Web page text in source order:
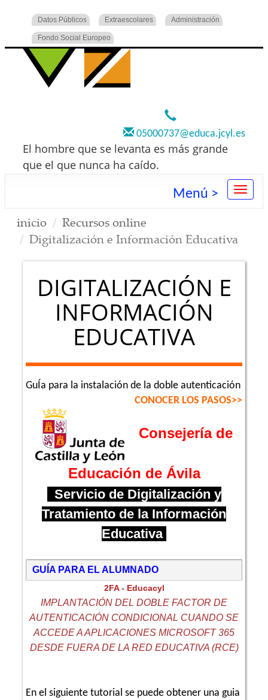
Datos Públicos Extraescolares Administración
Fondo Social Europeo
05000737@educa.jcyl.es
El hombre que se levanta es más grande
que el que nunca ha caído.
Menú >
inicio
Recursos online
Digitalización e Información Educativa
DIGITALIZACIÓN E
INFORMACIÓN
EDUCATIVA
GuÍa para la instalación de la doble autenticación
CONOCER LOS PASOS>>
Consejería de
Educación de Ávila
Servicio de Digitalización y
Tratamiento de la Información
Educativa
GUÍA PARA EL ALUMNADO
2FA - Educacyl
IMPLANTACIÓN DEL DOBLE FACTOR DE
AUTENTICACIÓN CONDICIONAL CUANDO SE
ACCEDE A APLICACIONES MICROSOFT 365
DESDE FUERA DE LA RED EDUCATIVA (RCE)
En el siguiente tutorial se puede obtener una guia